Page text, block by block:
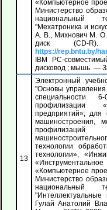
«Компьютерное
Министерство
национальный
"Мехатроника и
А. В., Михнович М.
диск (CD-
https://rep.bntu.by/
IBM PC-
дисковод ; мышь. —
13
Электронный
"Основы
специальности
профилизации
предприятий»; для
машиностроения,
профилизаций
технологии
технологии»,
«Компьютерное
Министерство
национальный
Гулай Анатолий